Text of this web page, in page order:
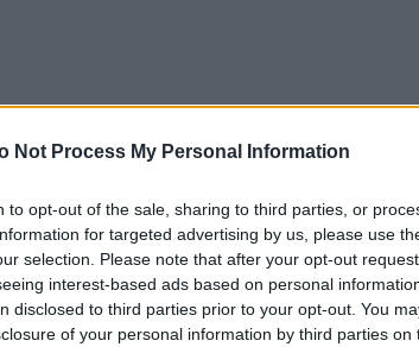
Not Process My Personal Information
to opt-out of the sale, sharing to third parties, or
for targeted advertising by us, please use
selection. Please note that after your opt-out
interest-based ads based on personal
disclosed to third parties prior to your opt-out. You
of your personal information by third parties on